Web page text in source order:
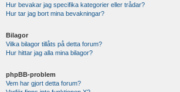
Hur bevakar jag specifika kategorier eller trådar?
Hur tar jag bort mina bevakningar?
Bilagor
Vilka bilagor tillåts på detta forum?
Hur hittar jag alla mina bilagor?
phpBB-problem
Vem har gjort detta forum?